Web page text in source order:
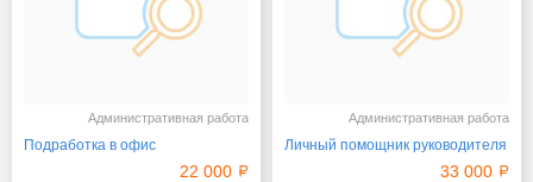
Административная работа
Подработка в офис
22 000
Административная работа
Личный помощник руководителя
33 000